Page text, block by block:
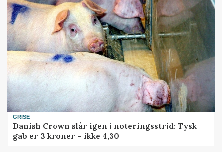
GRISE
Danish Crown slår igen i noteringsstrid: Tysk
gab er 3 kroner – ikke 4,30